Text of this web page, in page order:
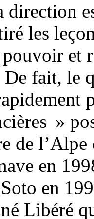
direction
les
et
De fait, le
»
de
en
en
Libéré